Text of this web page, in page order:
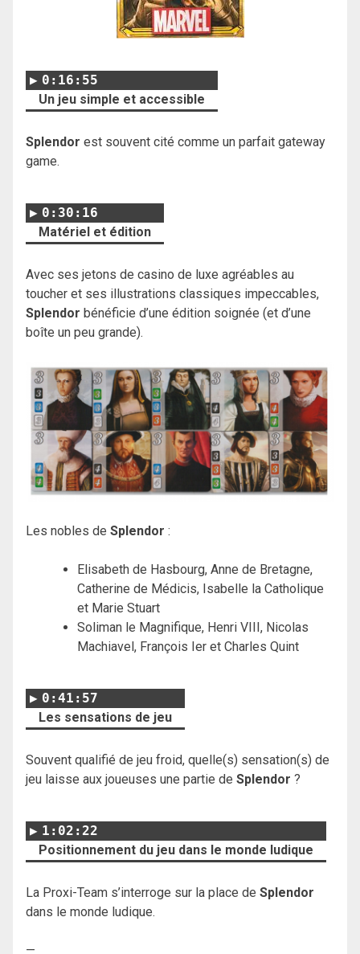
0:16:55
Un jeu simple et accessible
Splendor est souvent cité comme un parfait gateway
game.
0:30:16
Matériel et édition
Avec ses jetons de casino de luxe agréables au
toucher et ses illustrations classiques impeccables,
Splendor bénéficie d’une édition soignée (et d’une
boîte un peu grande).
Les nobles de Splendor :
Elisabeth de Hasbourg, Anne de Bretagne,
Catherine de Médicis, Isabelle la Catholique
et Marie Stuart
Soliman le Magnifique, Henri VIII, Nicolas
Machiavel, François Ier et Charles Quint
0:41:57
Les sensations de jeu
Souvent qualifié de jeu froid, quelle(s) sensation(s) de
jeu laisse aux joueuses une partie de Splendor ?
1:02:22
Positionnement du jeu dans le monde ludique
La Proxi-Team s’interroge sur la place de Splendor
dans le monde ludique.
—